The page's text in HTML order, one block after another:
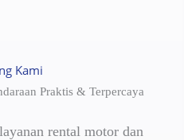
Kami
Praktis & Terpercaya
rental motor dan